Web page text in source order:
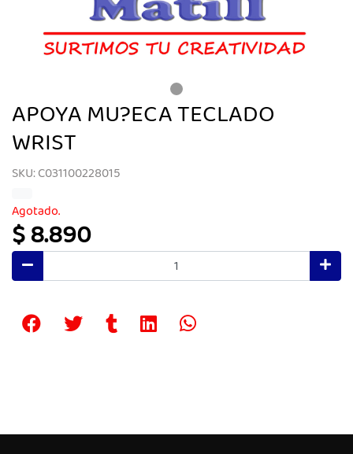
APOYA MU?ECA TECLADO
WRIST
SKU: C031100228015
Agotado.
$ 8.890